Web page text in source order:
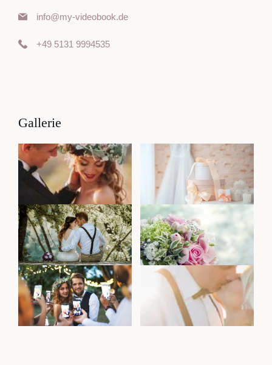
info@my-videobook.de
+49 5131 9994535
Gallerie